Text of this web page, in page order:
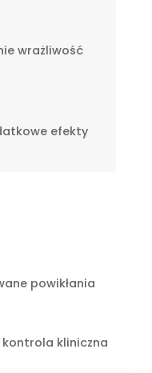
wrażliwość
efekty
powikłania
kliniczna